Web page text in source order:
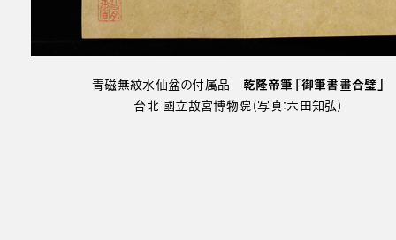
青磁無紋水仙盆の付属品 乾隆帝筆「御筆書畫合璧」
台北 國立故宮博物院（写真：六田知弘）